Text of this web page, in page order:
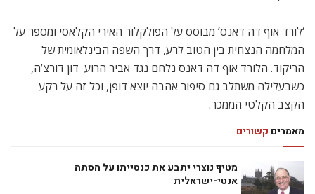
‘לורד אוף דה דאנס’ מבוסס על הפולקלור האירי הקלאסי ומספר על
המלחמה הנצחית בין הטוב לרע, דרך השפה הבינלאומית של
הריקוד. הלורד אוף דה דאנס נלחם נגד אביר הרוע  דון דורצ’ה,
כשבעלילה משתלב גם סיפור אהבה יוצא דופן, וכל זה על רקע
הקצב הקלטי הממכר.
מאמרים קשורים
מטיף נוצרי יתבע את כנסייתו על הסתה
אנטי-ישראלית